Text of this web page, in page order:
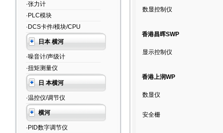
·张力计
·PLC模块
·DCS卡件/模块/CPU
日本 横河
·噪音计/声级计
·扭矩测量仪
日 本横河
·温控仪/调节仪
横河
·PID数字调节仪
数显控制仪
香港昌晖SWP
显示控制仪
香港上润WP
数显仪
安全栅